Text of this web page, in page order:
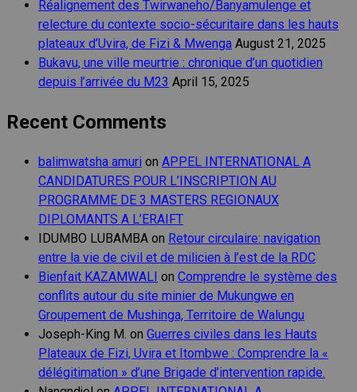
Réalignement des Twirwaneho/Banyamulenge et
relecture du contexte socio-sécuritaire dans les hauts
plateaux d’Uvira, de Fizi & Mwenga August 21, 2025
Bukavu, une ville meurtrie : chronique d’un quotidien
depuis l’arrivée du M23 April 15, 2025
Recent Comments
balimwatsha amuri on APPEL INTERNATIONAL A
CANDIDATURES POUR L’INSCRIPTION AU
PROGRAMME DE 3 MASTERS REGIONAUX
DIPLOMANTS A L’ERAIFT
IDUMBO LUBAMBA on Retour circulaire: navigation
entre la vie de civil et de milicien à l’est de la RDC
Bienfait KAZAMWALI on Comprendre le système des
conflits autour du site minier de Mukungwe en
Groupement de Mushinga, Territoire de Walungu
Joseph-King M. on Guerres civiles dans les Hauts
Plateaux de Fizi, Uvira et Itombwe : Comprendre la «
délégitimation » d’une Brigade d’intervention rapide.